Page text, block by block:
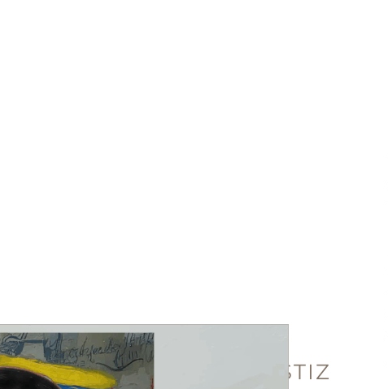
MILITÄRJUSTIZ